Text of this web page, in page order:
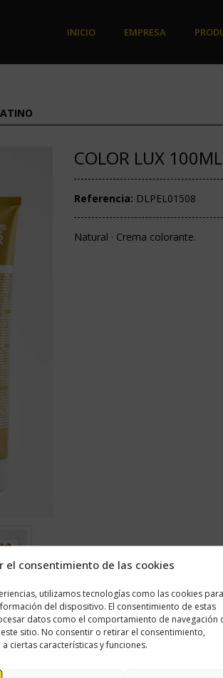
el consentimiento de las cookies
utilizamos tecnologías como las cookies para
del dispositivo. El consentimiento de estas
datos como el comportamiento de navegación
sitio. No consentir o retirar el consentimiento,
ciertas características y funciones.
INICIO EMPRESA
COLOR LUX
Referencia: DLPEL01508
Natural · Crema colorante.